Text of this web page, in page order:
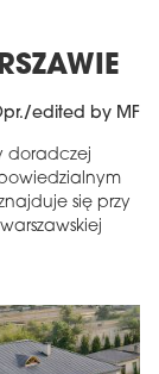
edited by MF
doradczej
się przy